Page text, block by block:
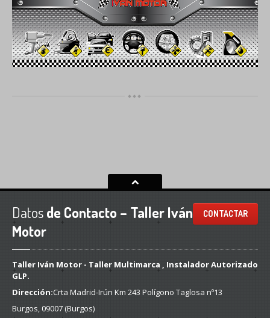
CONTACTAR
Datosde Contacto – Taller Iván
Motor
Taller Iván Motor - Taller Multimarca , Instalador Autorizado
GLP.
Dirección:Crta Madrid-Irún Km 243 Polígono Taglosa nº13
Burgos, 09007 (Burgos)